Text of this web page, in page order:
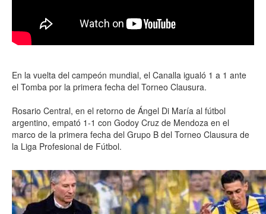
En la vuelta del campeón mundial, el Canalla igualó 1 a 1 ante
el Tomba por la primera fecha del Torneo Clausura.
Rosario Central, en el retorno de Ángel Di María al fútbol
argentino, empató 1-1 con Godoy Cruz de Mendoza en el
marco de la primera fecha del Grupo B del Torneo Clausura de
la Liga Profesional de Fútbol.